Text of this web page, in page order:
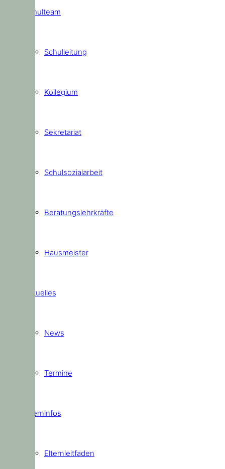
Schulteam
Schulleitung
Kollegium
Sekretariat
Schulsozialarbeit
Beratungslehrkräfte
Hausmeister
Aktuelles
News
Termine
Elterninfos
Elternleitfaden